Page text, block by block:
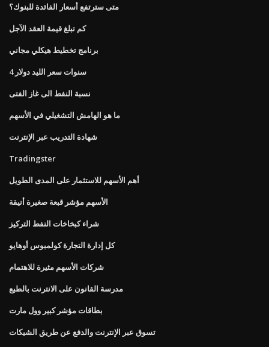
متى سترتفع أسعار الفائدة للبنوك؟
كم تبلغ قيمة العقد الآجل
برنامج تخطيط هيكلي مجاني
4 سنوات سعر الليد دولار
نسبة النفط الى غاز الفتى
ما هو الهامش التشغيلي في الأسهم
شهادة التدريب عبر الإنترنت
Tradingster
أهم الأسهم للاستثمار على المدى الطويل
الأسهم مؤشر قبعة صغيرة أنيقة
شراء كبخاخات النفط التركيز
كل إدارة التجارة كولمبوس أوهايو
شركات الأسهم مثيرة للاهتمام
مدرسة القانون على الانترنت بالطبع
بطاقات مؤشر كبير وول مارت
تسوق عبر الإنترنت والدفع عن طريق الشيكات